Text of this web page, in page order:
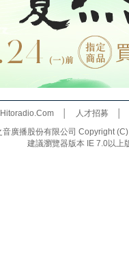
│ 人才招募
音廣播股份有限公司 Copyright
建議瀏覽器版本 IE 7.0以上